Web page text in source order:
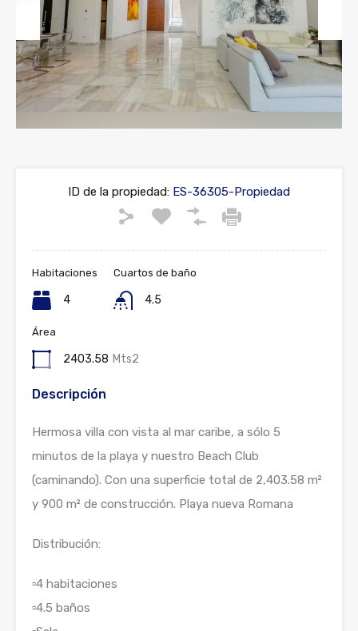
Previous Next
ID de la propiedad: ES-36305-Propiedad
Habitaciones
4
Cuartos de baño
4.5
Área
2403.58 Mts2
Descripción
Hermosa villa con vista al mar caribe, a sólo 5
minutos de la playa y nuestro Beach Club
(caminando). Con una superficie total de 2,403.58 m²
y 900 m² de construcción. Playa nueva Romana
Distribución:
▫️4 habitaciones
▫️4.5 baños